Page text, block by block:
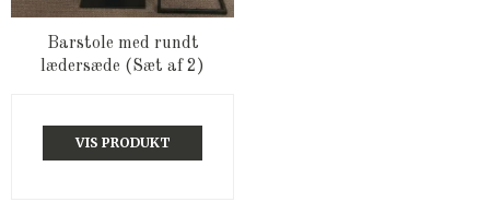
Barstole med rundt
lædersæde (Sæt af 2)
VIS PRODUKT